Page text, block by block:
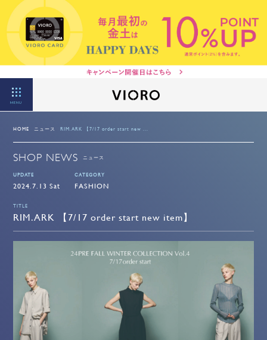
MENU
HOME ニュース RIM.ARK 【7/17 order start new ...
SHOP NEWS ニュース
UPDATE
2024.7.13 Sat
CATEGORY
FASHION
TITLE
RIM.ARK 【7/17 order start new item】